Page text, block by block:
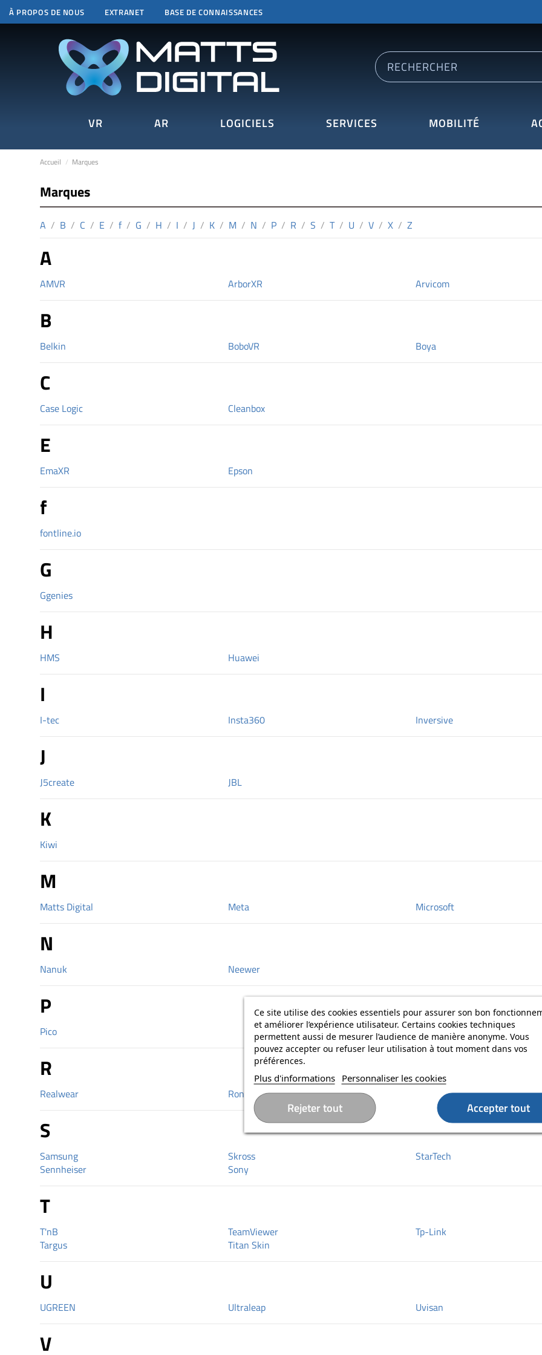
À PROPOS DE NOUS EXTRANET BASE DE CONNAISSANCES
Ce site utilise des cookies essentiels pour assurer son bon
et améliorer l’expérience utilisateur. Certains cookies techniques
permettent aussi de mesurer l’audience de manière anonyme. Vous
pouvez accepter ou refuser leur utilisation à tout moment dans vos
préférences.
Plus d'informations Personnaliser les cookies
Rejeter tout Accepter tout
VR AR LOGICIELS SERVICES MOBILITÉ
Accueil Marques
Marques
A / B / C / E / f / G / H / I / J / K / M / N / P / R / S / T / U / V / X / Z
A
AMVR ArborXR Arvicom
B
Belkin BoboVR Boya
C
Case Logic Cleanbox
E
EmaXR Epson
f
fontline.io
G
Ggenies
H
HMS Huawei
I
I-tec Insta360 Inversive
J
J5create JBL
K
Kiwi
M
Matts Digital Meta Microsoft
N
Nanuk Neewer
P
Pico
R
Realwear Ront RuggedEdge
S
Samsung
Sennheiser
Skross
Sony
StarTech
T
T'nB
Targus
TeamViewer
Titan Skin
Tp-Link
U
UGREEN Ultraleap Uvisan
V